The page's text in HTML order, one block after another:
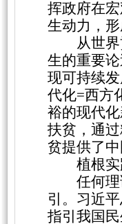
挥政府在
生动力，
从世
生的重要
现可持续
代化=西方
裕的现代
扶贫，通
贫提供了中
植根
任何
引。习近
指引我国